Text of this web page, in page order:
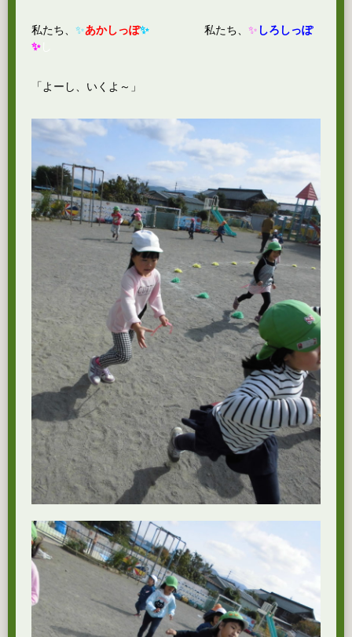
私たち、 ✨あかしっぽ✨ 私たち、 ✨ しろしっぽ
✨
「よーし、いくよ～」